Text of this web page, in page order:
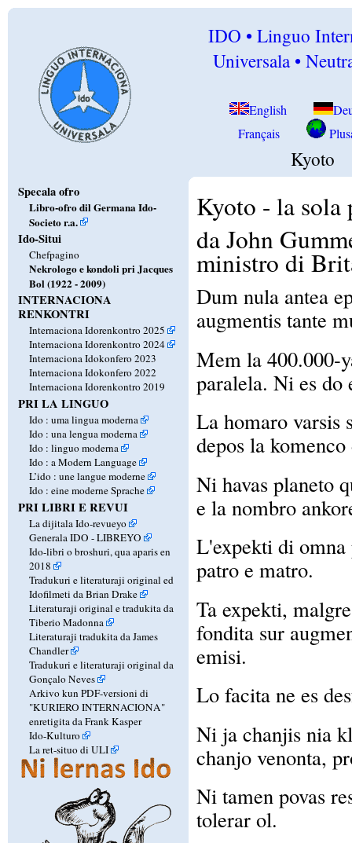
IDO • Linguo
Universala •
English
Français
Kyoto
Specala ofro
Libro-ofro dil Germana Ido-
Societo r.a.
Ido-Situi
Chefpagino
Nekrologo e kondoli pri Jacques
Bol (1922 - 2009)
INTERNACIONA
RENKONTRI
Internaciona Idorenkontro 2025
Internaciona Idorenkontro 2024
Internaciona Idokonfero 2023
Internaciona Idokonfero 2022
Internaciona Idorenkontro 2019
PRI LA LINGUO
Ido : uma lingua moderna
Ido : una lengua moderna
Ido : linguo moderna
Ido : a Modern Language
L’ido : une langue moderne
Ido : eine moderne Sprache
PRI LIBRI E REVUI
La dijitala Ido-revueyo
Generala IDO - LIBREYO
Ido-libri o broshuri, qua aparis en
2018
Tradukuri e literaturaji original ed
Idofilmeti da Brian Drake
Literaturaji original e tradukita da
Tiberio Madonna
Literaturaji tradukita da James
Chandler
Tradukuri e literaturaji original da
Gonçalo Neves
Arkivo kun PDF-versioni di
"KURIERO INTERNACIONA"
enretigita da Frank Kasper
Ido-Kulturo
La ret-situo di ULI
Kyoto - la sola
da John
ministro di
Dum nula antea
augmentis tante
Mem la 400.000-
paralela. Ni es do
La homaro varsis
depos la
Ni havas planeto
e la nombro
L'expekti di
patro e matro.
Ta expekti,
fondita sur
emisi.
Lo facita ne es
Ni ja chanjis nia
chanjo venonta,
Ni tamen povas
tolerar ol.